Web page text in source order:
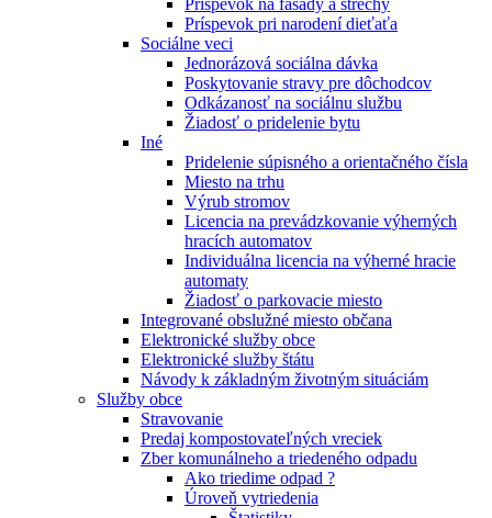
Príspevok na fasády a strechy
Príspevok pri narodení dieťaťa
Sociálne veci
Jednorázová sociálna dávka
Poskytovanie stravy pre dôchodcov
Odkázanosť na sociálnu službu
Žiadosť o pridelenie bytu
Iné
Pridelenie súpisného a orientačného čísla
Miesto na trhu
Výrub stromov
Licencia na prevádzkovanie výherných
hracích automatov
Individuálna licencia na výherné hracie
automaty
Žiadosť o parkovacie miesto
Integrované obslužné miesto občana
Elektronické služby obce
Elektronické služby štátu
Návody k základným životným situáciám
Služby obce
Stravovanie
Predaj kompostovateľných vreciek
Zber komunálneho a triedeného odpadu
Ako triedime odpad ?
Úroveň vytriedenia